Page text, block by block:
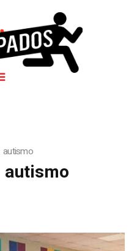
autismo
autismo